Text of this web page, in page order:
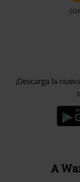
¡Descarga la
A